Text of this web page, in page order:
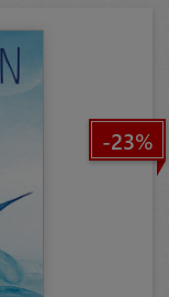
-23%